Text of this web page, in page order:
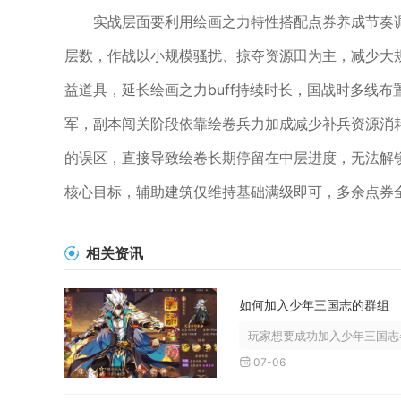
实战层面要利用绘画之力特性搭配点券养成节
层数，作战以小规模骚扰、掠夺资源田为主，减少
益道具，延长绘画之力buff持续时长，国战时多线
军，副本闯关阶段依靠绘卷兵力加成减少补兵资源
的误区，直接导致绘卷长期停留在中层进度，无法
核心目标，辅助建筑仅维持基础满级即可，多余点
相关资讯
如何加入少年三国志的群组
玩家想要成功加入少年三国
07-06